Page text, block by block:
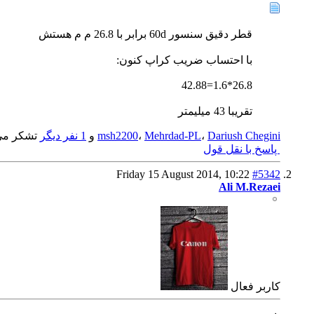
قطر دقیق سنسور 60d برابر با 26.8 م م هستش
با احتساب ضریب کراپ کنون:
26.8*1.6=42.88
تقریبا 43 میلیمتر
msh2200، Mehrdad-PL، Dariush Chegini و 1 نفر دیگر
تشکر
پاسخ با نقل قول
Friday 15 August 2014, 10:22 #5342
Ali M.Rezaei
كاربر فعال